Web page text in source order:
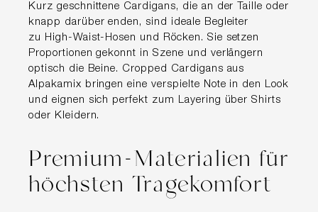
Kurz geschnittene Cardigans, die an der Taille oder
knapp darüber enden, sind ideale Begleiter
zu High-Waist-Hosen und Röcken. Sie setzen
Proportionen gekonnt in Szene und verlängern
optisch die Beine. Cropped Cardigans aus
Alpakamix bringen eine verspielte Note in den Look
und eignen sich perfekt zum Layering über Shirts
oder Kleidern.
Premium-Materialien für
höchsten Tragekomfort